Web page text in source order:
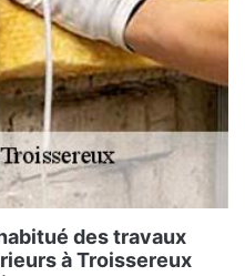
des travaux
à Troissereux